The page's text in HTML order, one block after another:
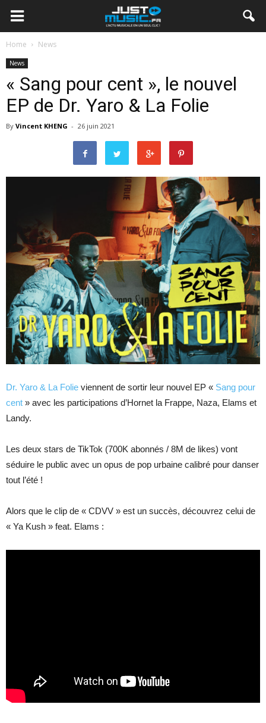
Home News
News
« Sang pour cent », le nouvel
EP de Dr. Yaro & La Folie
By Vincent KHENG - 26 juin 2021
Dr. Yaro & La Folie viennent de sortir leur nouvel EP « Sang pour
cent » avec les participations d’Hornet la Frappe, Naza, Elams et
Landy.
Les deux stars de TikTok (700K abonnés / 8M de likes) vont
séduire le public avec un opus de pop urbaine calibré pour danser
tout l’été !
Alors que le clip de « CDVV » est un succès, découvrez celui de
« Ya Kush » feat. Elams :